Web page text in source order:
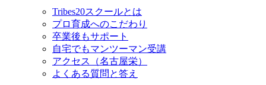
Tribes20スクールとは
プロ育成へのこだわり
卒業後もサポート
自宅でもマンツーマン受講
アクセス（名古屋栄）
よくある質問と答え